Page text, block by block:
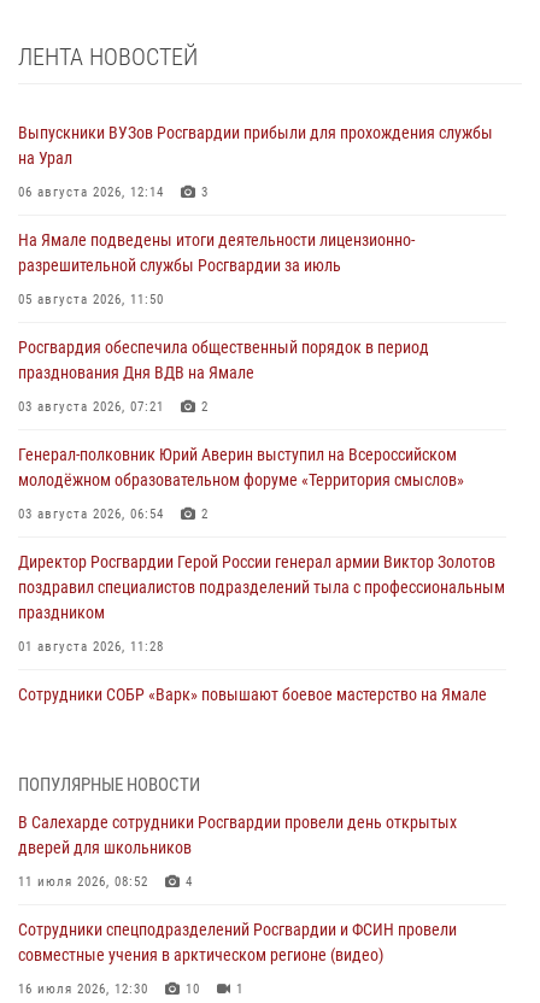
ЛЕНТА НОВОСТЕЙ
Выпускники ВУЗов Росгвардии прибыли для прохождения службы
на Урал
06 августа 2026, 12:14 3
На Ямале подведены итоги деятельности лицензионно-
разрешительной службы Росгвардии за июль
05 августа 2026, 11:50
Росгвардия обеспечила общественный порядок в период
празднования Дня ВДВ на Ямале
03 августа 2026, 07:21 2
Генерал-полковник Юрий Аверин выступил на Всероссийском
молодёжном образовательном форуме «Территория смыслов»
03 августа 2026, 06:54 2
Директор Росгвардии Герой России генерал армии Виктор Золотов
поздравил специалистов подразделений тыла с профессиональным
праздником
01 августа 2026, 11:28
Сотрудники СОБР «Варк» повышают боевое мастерство на Ямале
Офицеры спецназа Росгвардии провели практическое занятие для
29 июля 2026, 10:42
В Уральском округе Росгвардии состоялось заседание
29 июля 2026, 10:39
Сотрудники СОБР «Варк» приняли участие в чемпионате Уральского
ПОПУЛЯРНЫЕ НОВОСТИ
В Салехарде сотрудники Росгвардии провели день открытых
дверей для школьников
11 июля 2026, 08:52 4
Сотрудники спецподразделений Росгвардии и ФСИН провели
совместные учения в арктическом регионе (видео)
16 июля 2026, 12:30 10 1